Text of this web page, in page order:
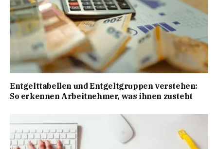
Entgelttabellen und Entgeltgruppen verstehen:
So erkennen Arbeitnehmer, was ihnen zusteht